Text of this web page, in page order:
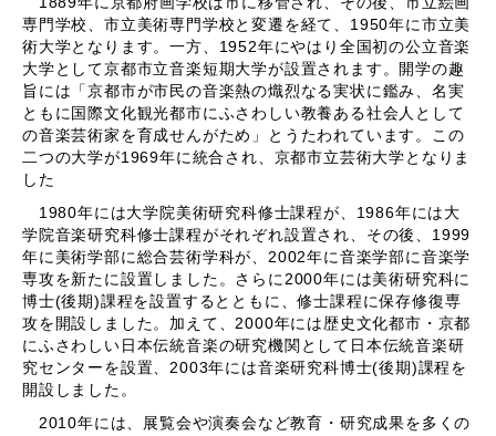
専門学校、市立美術専門学校と変遷を経て、1950年に市立美
術大学となります。一方、1952年にやはり全国初の公立音楽
大学として京都市立音楽短期大学が設置されます。開学の趣
旨には「京都市が市民の音楽熱の熾烈なる実状に鑑み、名実
ともに国際文化観光都市にふさわしい教養ある社会人として
の音楽芸術家を育成せんがため」とうたわれています。この
二つの大学が1969年に統合され、京都市立芸術大学となりま
した
1980年には大学院美術研究科修士課程が、1986年には大
学院音楽研究科修士課程がそれぞれ設置され、その後、1999
年に美術学部に総合芸術学科が、2002年に音楽学部に音楽学
専攻を新たに設置しました。さらに2000年には美術研究科に
博士(後期)課程を設置するとともに、修士課程に保存修復専
攻を開設しました。加えて、2000年には歴史文化都市・京都
にふさわしい日本伝統音楽の研究機関として日本伝統音楽研
究センターを設置、2003年には音楽研究科博士(後期)課程を
開設しました。
2010年には、展覧会や演奏会など教育・研究成果を多くの